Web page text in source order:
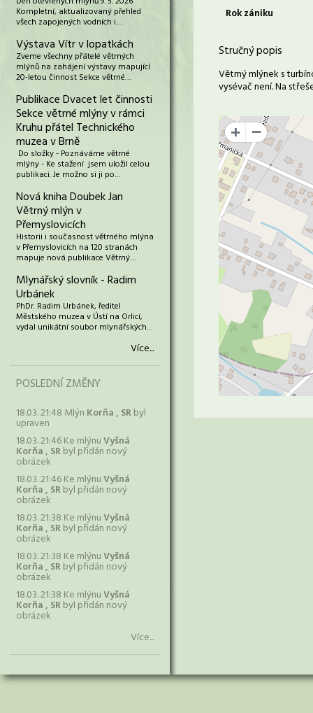
Kompletní, aktualizovaný přehled
všech zapojených vodních i…
Výstava Vítr v lopatkách
Zveme všechny přátelé větrných
mlýnů na zahájení výstavy mapující
20-letou činnost Sekce větrné…
Publikace Dvacet let činnosti
Sekce větrné mlýny v rámci
Kruhu přátel Technického
muzea v Brně
Do složky - Poznáváme větrné
mlýny - Ke stažení jsem uložil celou
publikaci. Je možno si ji po…
Nová kniha Doubek Jan
Větrný mlýn v
Přemyslovicích
Historii i současnost větrného mlýna
v Přemyslovicích na 120 stranách
mapuje nová publikace Větrný…
Mlynářský slovník - Radim
Urbánek
PhDr. Radim Urbánek, ředitel
Městského muzea v Ústí na Orlicí,
vydal unikátní soubor mlynářských…
Více...
POSLEDNÍ ZMĚNY
18.03. 21:48 Mlýn Korňa , SRbyl
upraven
18.03. 21:46 Ke mlýnuVyšná
Korňa , SRbyl přidán nový
obrázek
18.03. 21:46 Ke mlýnuVyšná
Korňa , SRbyl přidán nový
obrázek
18.03. 21:38 Ke mlýnuVyšná
Korňa , SRbyl přidán nový
obrázek
18.03. 21:38 Ke mlýnuVyšná
Korňa , SRbyl přidán nový
obrázek
18.03. 21:38 Ke mlýnuVyšná
Korňa , SRbyl přidán nový
obrázek
Více...
Rok zániku
Stručný popis
Větrný mlýnek s
vysévač není. Na
+